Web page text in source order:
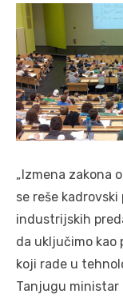
„Izmena zakona
se reše
industrijskih
da uključimo kao
koji rade u
Tanjugu ministar